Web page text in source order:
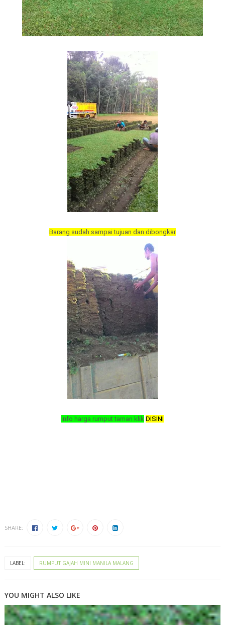
Barang sudah sampai tujuan dan dibongkar
Info harga rumput taman klik DISINI
SHARE:
LABEL: RUMPUT GAJAH MINI MANILA MALANG
YOU MIGHT ALSO LIKE